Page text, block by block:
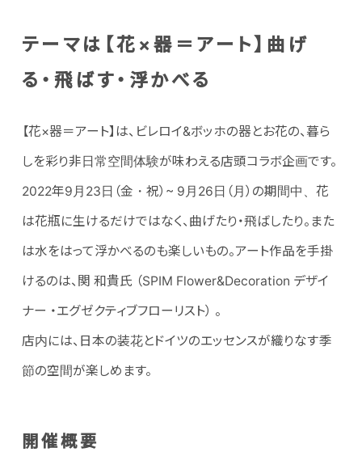
テーマは【花×器＝アート】曲げ
る・飛ばす・浮かべる
【花×器＝アート】は、ビレロイ&ボッホの器とお花の、暮ら
しを彩り非日常空間体験が味わえる店頭コラボ企画です。
2022年9月23日（金・祝）~ 9月26日（月）の期間中、花
は花瓶に生けるだけではなく、曲げたり・飛ばしたり。また
は水をはって浮かべるのも楽しいもの。アート作品を手掛
けるのは、関 和貴氏 （SPIM Flower&Decoration デザイ
ナー ・エグゼクティブフローリスト） 。
店内には、日本の装花とドイツのエッセンスが織りなす季
節の空間が楽しめます。
開催概要